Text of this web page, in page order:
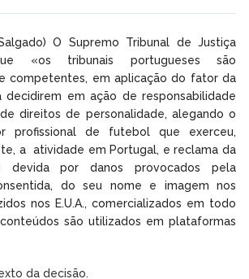
O Supremo Tribunal de Justiça
«os tribunais portugueses são
competentes, em aplicação do fator da
decidirem em ação de responsabilidade
direitos de personalidade, alegando o
profissional de futebol que exerceu,
a atividade em Portugal, e reclama da
devida por danos provocados pela
do seu nome e imagem nos
nos E.U.A., comercializados em todo
são utilizados em plataformas
da decisão.